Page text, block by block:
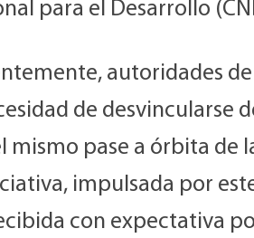
para el Desarrollo
autoridades
de desvincularse
mismo pase a órbita de
impulsada por
con expectativa